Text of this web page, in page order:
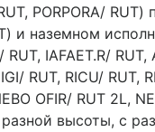
PORPORA/ RUT)
и наземном
RUT, IAFAET.R/ RUT,
RUT, RICU/ RUT,
OFIR/ RUT 2L,
высоты, с